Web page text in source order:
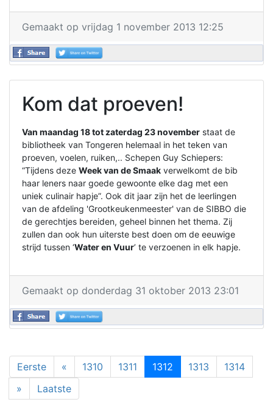
Gemaakt op vrijdag 1 november 2013 12:25
Kom dat proeven!
Van maandag 18 tot zaterdag 23 november staat de
bibliotheek van Tongeren helemaal in het teken van
proeven, voelen, ruiken,.. Schepen Guy Schiepers:
“Tijdens deze Week van de Smaak verwelkomt de bib
haar leners naar goede gewoonte elke dag met een
uniek culinair hapje”. Ook dit jaar zijn het de leerlingen
van de afdeling 'Grootkeukenmeester' van de SIBBO die
de gerechtjes bereiden, geheel binnen het thema. Zij
zullen dan ook hun uiterste best doen om de eeuwige
strijd tussen ‘Water en Vuur’ te verzoenen in elk hapje.
Gemaakt op donderdag 31 oktober 2013 23:01
Eerste « 1310 1311 1312 1313
1314
»
Laatste